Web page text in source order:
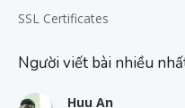
SSL Certificates
Người viết bài nhiều
Huu An